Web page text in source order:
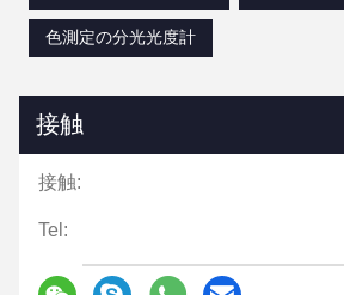
色測定の分光光度計
接触
接触:
Tel: